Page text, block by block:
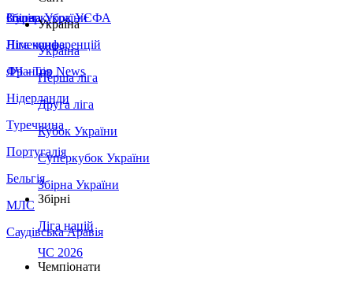
Збірна України
Італія
Німеччина
Франція
Нідерланди
Туреччина
Португалія
Бельгія
МЛС
Саудівська Аравія
Суперкубок УЄФА
Ліга конференцій
ЛЧ - Top News
Україна
Україна
Перша ліга
Друга ліга
Кубок України
Суперкубок України
Збірна України
Збірні
Ліга націй
ЧС 2026
Чемпіонати